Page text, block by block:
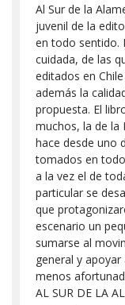
Al Sur de la
juvenil de la
en todo sentido.
cuidada, de las
editados en
además la
propuesta. El
muchos, la de la
hace desde uno
tomados en
a la vez el de
particular se
que
escenario un
sumarse al
general y
menos
AL SUR DE LA